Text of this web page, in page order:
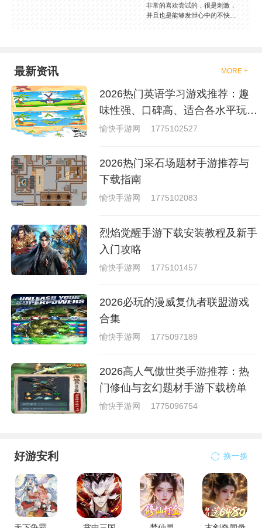
非常的喜欢尝试的，很是刺激，
并且也是能够发泄心中的不快
够去进行体验的，我们也是能够
就是收集了一些有意思的拳击游
戏，相信你们一定会喜欢的。
最新资讯 MORE +
2026热门英语学习游戏推荐：趣
味性强、口碑高、适合各水平玩家
的英语游戏合集
愉快手游网 1775102527
2026热门采石场题材手游推荐与
下载指南
愉快手游网 1775102083
烈焰觉醒手游下载安装教程及新手
入门攻略
愉快手游网 1775101457
2026必玩的漫威复仇者联盟游戏
合集
愉快手游网 1775097189
2026高人气傲世类手游推荐：热
门修仙与玄幻题材手游下载榜单
愉快手游网 1775096754
好游安利 换一换